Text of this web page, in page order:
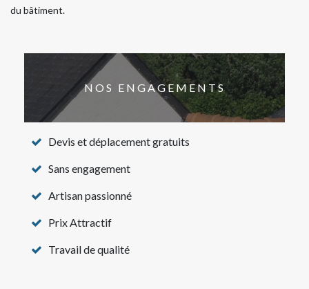
du bâtiment.
NOS ENGAGEMENTS
Devis et déplacement gratuits
Sans engagement
Artisan passionné
Prix Attractif
Travail de qualité